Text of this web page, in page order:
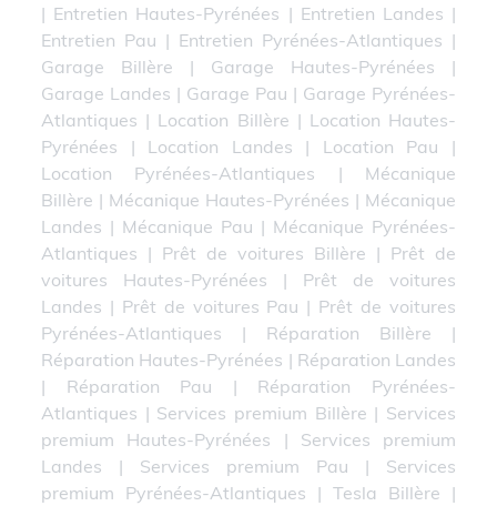
| Entretien Hautes-Pyrénées | Entretien Landes |
Entretien Pau | Entretien Pyrénées-Atlantiques |
Garage Billère | Garage Hautes-Pyrénées |
Garage Landes | Garage Pau | Garage Pyrénées-
Atlantiques | Location Billère | Location Hautes-
Pyrénées | Location Landes | Location Pau |
Location Pyrénées-Atlantiques | Mécanique
Billère | Mécanique Hautes-Pyrénées | Mécanique
Landes | Mécanique Pau | Mécanique Pyrénées-
Atlantiques | Prêt de voitures Billère | Prêt de
voitures Hautes-Pyrénées | Prêt de voitures
Landes | Prêt de voitures Pau | Prêt de voitures
Pyrénées-Atlantiques | Réparation Billère |
Réparation Hautes-Pyrénées | Réparation Landes
| Réparation Pau | Réparation Pyrénées-
Atlantiques | Services premium Billère | Services
premium Hautes-Pyrénées | Services premium
Landes | Services premium Pau | Services
premium Pyrénées-Atlantiques | Tesla Billère |